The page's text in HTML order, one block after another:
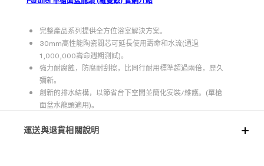
完整產品系列提供全方位浴室解決方案。
30mm高性能陶瓷閥芯可延長使用壽命和水流(通過
1,000,000壽命週期測試)。
強力耐腐蝕，防腐耐刮擦，比同行耐用標準超過兩倍，歷久
彌新。
創新的排水結構，以節省台下空間並簡化安裝/維護。(單槍
面盆水龍頭適用)。
運送與退貨相關說明